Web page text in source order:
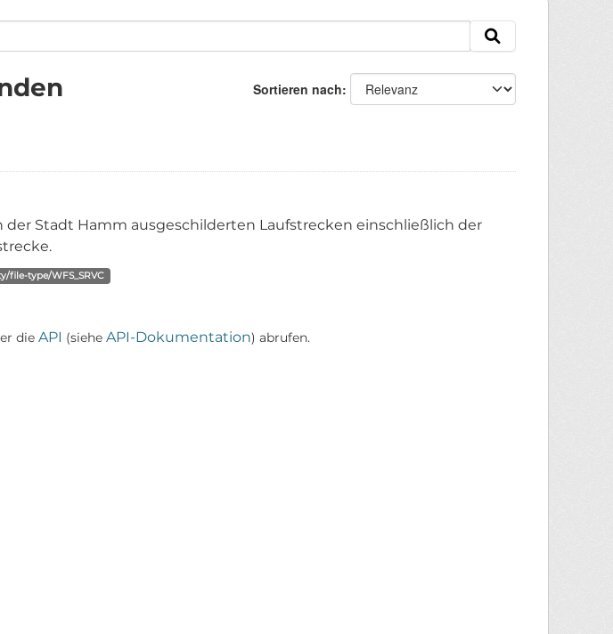
Sortieren nach
Stadt Hamm ausgeschilderten Laufstrecken einschließlich der
file-type/WFS_SRVC
die API (siehe API-Dokumentation) abrufen.